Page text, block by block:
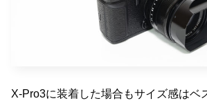
X-Pro3に装着した場合もサイズ感はベ